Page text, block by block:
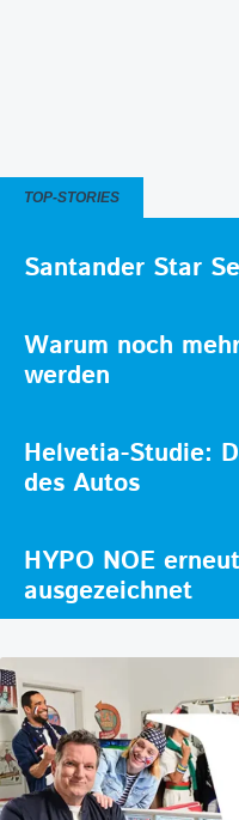
TOP-STORIES
Santander Star
Warum noch
werden
Helvetia-Studie:
des Autos
HYPO NOE
ausgezeichnet